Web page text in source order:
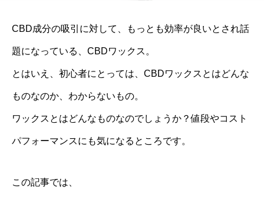
CBD成分の吸引に対して、もっとも効率が良いとされ話
題になっている、CBDワックス。
とはいえ、初心者にとっては、CBDワックスとはどんな
ものなのか、わからないもの。
ワックスとはどんなものなのでしょうか？値段やコスト
パフォーマンスにも気になるところです。
この記事では、